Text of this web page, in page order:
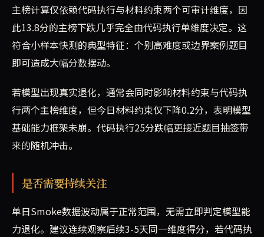
主榜计算仅依赖代码执行与材料约束两个可审计维度，因
此13.8分的主榜下跌几乎完全由代码执行单维度决定。这
符合小样本快测的典型特征：个别高难度或边界案例题目
即可造成大幅分数摆动。
若模型出现真实退化，通常会同时影响材料约束与代码执
行两个主榜维度，但今日材料约束仅下降0.2分，表明模型
基础能力框架未崩。代码执行25分跌幅更接近题目抽签带
来的随机冲击。
是否需要持续关注
单日Smoke数据波动属于正常范围，无需立即判定模型能
力退化。建议连续观察后续3-5天同一维度得分，若代码执